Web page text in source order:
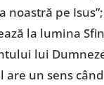
noastră pe
la lumina
lui
are un sens